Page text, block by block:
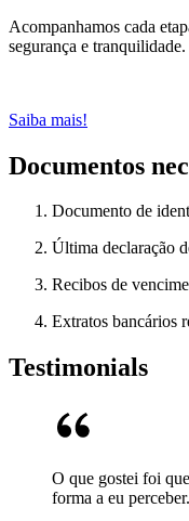
Acompanhamos cada
segurança e tranquilidade.
Saiba mais!
Documentos
Documento de
Última declaração
Recibos de
Extratos bancários
Testimonials
O que gostei foi
forma a eu perceber.